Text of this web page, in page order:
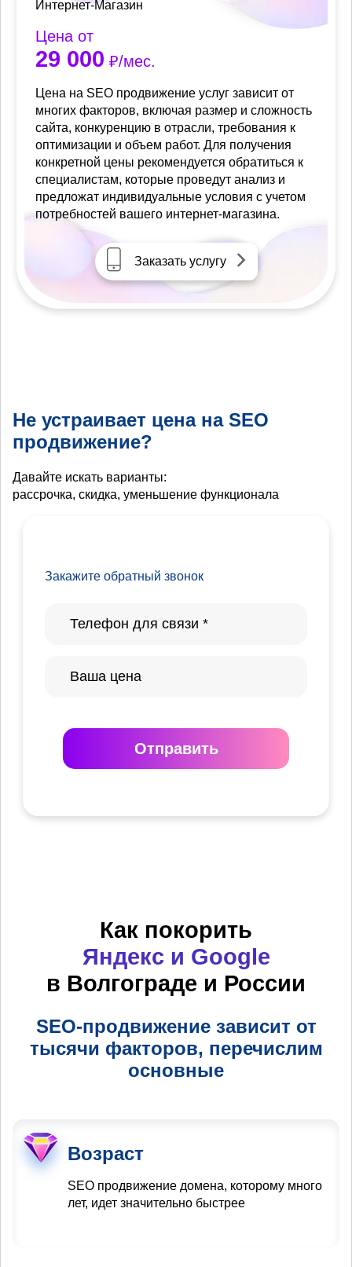
Интернет-Магазин
Цена от
29 000 ₽/мес.
Цена на SEO продвижение услуг зависит от
многих факторов, включая размер и сложность
сайта, конкуренцию в отрасли, требования к
оптимизации и объем работ. Для получения
конкретной цены рекомендуется обратиться к
специалистам, которые проведут анализ и
предложат индивидуальные условия с учетом
потребностей вашего интернет-магазина.
Заказать услугу
Не устраивает цена на SEO
продвижение?
Давайте искать варианты:
рассрочка, скидка, уменьшение функционала
Закажите обратный звонок
Отправить
Как покорить
Яндекс и Google
в Волгограде и России
SEO-продвижение зависит от
тысячи факторов, перечислим
основные
Возраст
SEO продвижение домена, которому много
лет, идет значительно быстрее